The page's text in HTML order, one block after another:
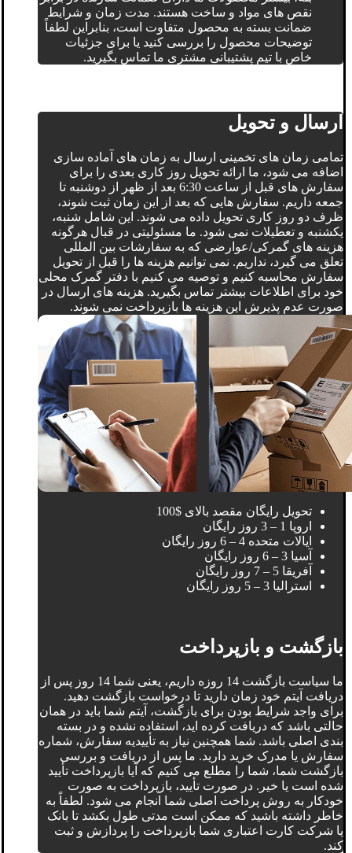
نقص های مواد و ساخت هستند. مدت زمان و شرایط
ضمانت بسته به محصول متفاوت است، بنابراین لطفاً
توضیحات محصول را بررسی کنید یا برای جزئیات
خاص با تیم پشتیبانی مشتری ما تماس بگیرید.
ارسال و تحویل
تمامی زمان های تخمینی ارسال به زمان های آماده سازی
اضافه می شود، ما ارائه تحویل روز کاری بعدی را برای
سفارش های قبل از ساعت 6:30 بعد از ظهر از دوشنبه تا
جمعه داریم. سفارش هایی که بعد از این زمان ثبت شوند،
ظرف دو روز کاری تحویل داده می شوند. این شامل شنبه،
یکشنبه و تعطیلات نمی شود. ما مسئولیتی در قبال هرگونه
هزینه های گمرکی/عوارضی که به سفارشات بین المللی
تعلق می گیرد، نداریم. نمی توانیم هزینه ها را قبل از تحویل
سفارش محاسبه کنیم و توصیه می کنیم با دفتر گمرک محلی
خود برای اطلاعات بیشتر تماس بگیرید. هزینه های ارسال در
صورت عدم پذیرش این هزینه ها بازپرداخت نمی شوند.
تحویل رایگان مقصد بالای $100
اروپا 1 – 3 روز رایگان
ایالات متحده 4 – 6 روز رایگان
آسیا 3 – 6 روز رایگان
آفریقا 5 – 7 روز رایگان
استرالیا 3 – 5 روز رایگان
بازگشت و بازپرداخت
ما سیاست بازگشت 14 روزه داریم، یعنی شما 14 روز پس از
دریافت آیتم خود زمان دارید تا درخواست بازگشت دهید.
برای واجد شرایط بودن برای بازگشت، آیتم شما باید در همان
حالتی باشد که دریافت کرده اید، استفاده نشده و در بسته
بندی اصلی باشد. شما همچنین نیاز به تأییدیه سفارش، شماره
سفارش یا مدرک خرید دارید. ما پس از دریافت و بررسی
بازگشت شما، شما را مطلع می کنیم که آیا بازپرداخت تأیید
شده است یا خیر. در صورت تأیید، بازپرداخت به صورت
خودکار به روش پرداخت اصلی شما انجام می شود. لطفاً به
خاطر داشته باشید که ممکن است مدتی طول بکشد تا بانک
یا شرکت کارت اعتباری شما بازپرداخت را پردازش و ثبت
کند.